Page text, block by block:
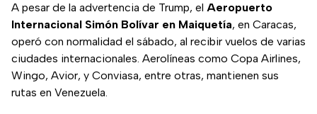
A pesar de la advertencia de Trump, el Aeropuerto
Internacional Simón Bolívar en Maiquetía, en Caracas,
operó con normalidad el sábado, al recibir vuelos de varias
ciudades internacionales. Aerolíneas como Copa Airlines,
Wingo, Avior, y Conviasa, entre otras, mantienen sus
rutas en Venezuela.